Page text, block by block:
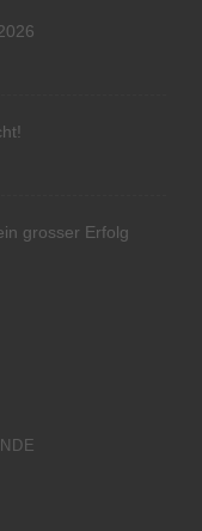
grosser Erfolg